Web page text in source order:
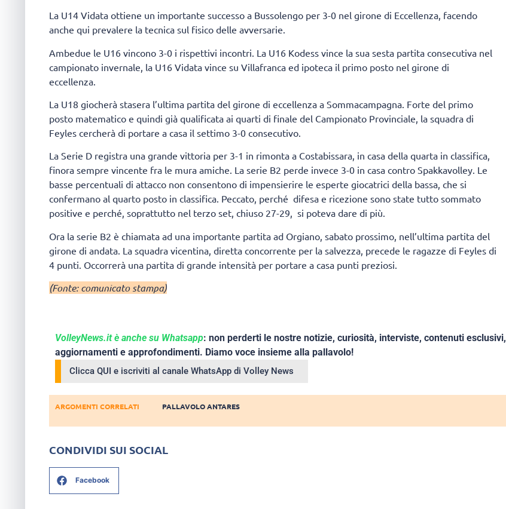
La U14 Vidata ottiene un importante successo a Bussolengo per 3-0 nel girone di Eccellenza, facendo
anche qui prevalere la tecnica sul fisico delle avversarie.
Ambedue le U16 vincono 3-0 i rispettivi incontri. La U16 Kodess vince la sua sesta partita consecutiva nel
campionato invernale, la U16 Vidata vince su Villafranca ed ipoteca il primo posto nel girone di
eccellenza.
La U18 giocherà stasera l’ultima partita del girone di eccellenza a Sommacampagna. Forte del primo
posto matematico e quindi già qualificata ai quarti di finale del Campionato Provinciale, la squadra di
Feyles cercherà di portare a casa il settimo 3-0 consecutivo.
La Serie D registra una grande vittoria per 3-1 in rimonta a Costabissara, in casa della quarta in classifica,
finora sempre vincente fra le mura amiche. La serie B2 perde invece 3-0 in casa contro Spakkavolley. Le
basse percentuali di attacco non consentono di impensierire le esperte giocatrici della bassa, che si
confermano al quarto posto in classifica. Peccato, perché difesa e ricezione sono state tutto sommato
positive e perché, soprattutto nel terzo set, chiuso 27-29, si poteva dare di più.
Ora la serie B2 è chiamata ad una importante partita ad Orgiano, sabato prossimo, nell’ultima partita del
girone di andata. La squadra vicentina, diretta concorrente per la salvezza, precede le ragazze di Feyles di
4 punti. Occorrerà una partita di grande intensità per portare a casa punti preziosi.
(Fonte: comunicato stampa)
VolleyNews.it è anche su Whatsapp: non perderti le nostre notizie, curiosità, interviste, contenuti esclusivi,
aggiornamenti e approfondimenti. Diamo voce insieme alla pallavolo!
Clicca QUI e iscriviti al canale WhatsApp di Volley News
ARGOMENTI CORRELATI PALLAVOLO ANTARES
CONDIVIDI SUI SOCIAL
Facebook